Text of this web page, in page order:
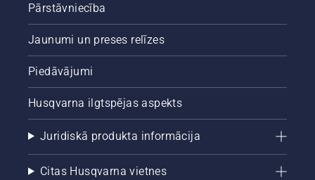
Pārstāvniecība
Jaunumi un preses relīzes
Piedāvājumi
Husqvarna ilgtspējas aspekts
Juridiskā produkta informācija
Citas Husqvarna vietnes